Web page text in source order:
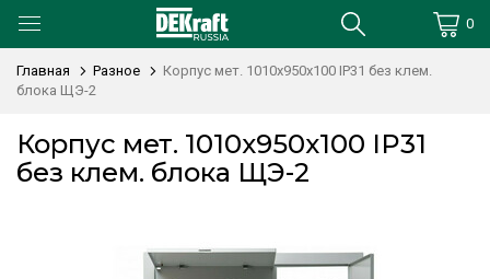
0
Главная Разное
Корпус мет. 1010х950х100 IP31 без клем.
блока ЩЭ-2
Корпус мет. 1010х950х100 IP31
без клем. блока ЩЭ-2